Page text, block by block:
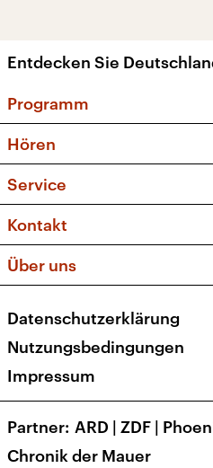
Entdecken Sie
Programm
Sendungen und
Musikliste
Kakadu – Das
Hören
Frequenzen (UKW +
Service
FAQ
Apps
Newsletter
Veranstaltungen
Kontakt
Social Media
Über uns
Presse
Karriere
Transparenz
Datenschutzerklärung
Nutzungsbedingungen
Impressum
Partner ARD | ZDF |
Chronik der Mauer